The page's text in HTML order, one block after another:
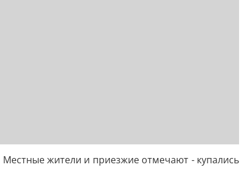
жители и приезжие отмечают - купались